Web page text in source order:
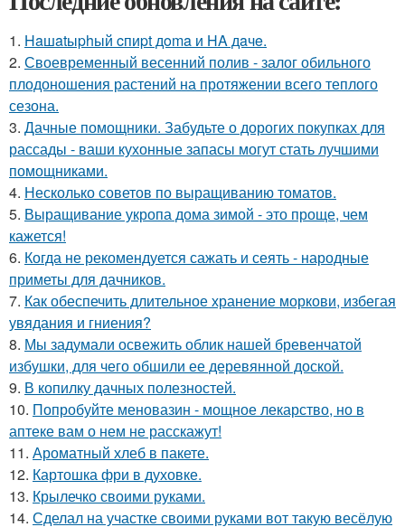
1. Haшatыphый cпиpt дoma и HA дaчe.
2. Своевременный весенний полив - залог обильного
плодоношения растений на протяжении всего теплого
сезона.
3. Дачные помощники. Забудьте о дорогих покупках для
рассады - ваши кухонные запасы могут стать лучшими
помощниками.
4. Несколько советов по выращиванию томатов.
5. Выращивание укропа дома зимой - это проще, чем
кажется!
6. Когда не рекомендуется сажать и сеять - народные
приметы для дачников.
7. Как обеспечить длительное хранение моркови, избегая
увядания и гниения?
8. Мы задумали освежить облик нашей бревенчатой
избушки, для чего обшили ее деревянной доской.
9. В копилку дачных полезностей.
10. Попробуйте меновазин - мощное лекарство, но в
аптеке вам о нем не расскажут!
11. Ароматный хлеб в пакете.
12. Картошка фри в духовке.
13. Крылечко своими руками.
14. Сделал на участке своими руками вот такую весёлую